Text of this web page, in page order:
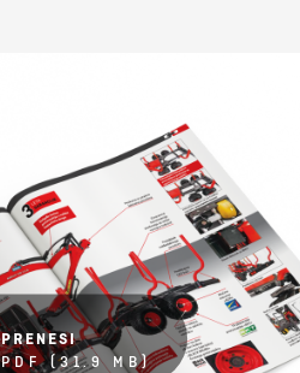
PRENESI
PDF (31.9 MB)